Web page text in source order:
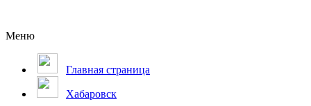
Меню
Главная страница
Хабаровск